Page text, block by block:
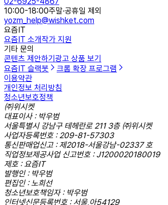
10:00-18:00주말·공휴일 제외
yozm_help@wishket.com
요즘IT
요즘IT 소개작가 지원
기타 문의
콘텐츠 제안하기 광고 상품 보기
요즘IT 슬랙봇
크롬 확장 프로그램
이용약관
개인정보 처리방침
청소년보호정책
㈜위시켓
대표이사 : 박우범
서울특별시 강남구 테헤란로 211 3층 ㈜위시켓
사업자등록번호 : 209-81-57303
통신판매업신고 : 제2018-서울강남-02337 호
직업정보제공사업 신고번호 : J1200020180019
제호 : 요즘IT
발행인 : 박우범
편집인 : 노희선
청소년보호책임자 : 박우범
인터넷신문등록번호 : 서울,아54129